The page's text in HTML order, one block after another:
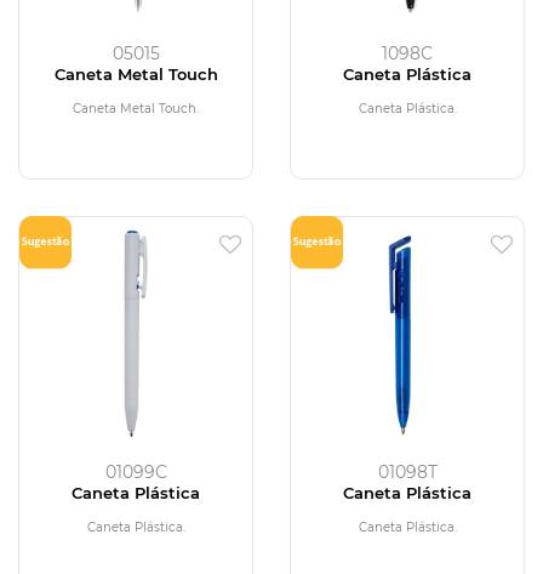
05015
Caneta Metal Touch
Caneta Metal Touch.
1098C
Caneta Plástica
Caneta Plástica.
01099C
Caneta Plástica
Caneta Plástica.
01098T
Caneta Plástica
Caneta Plástica.